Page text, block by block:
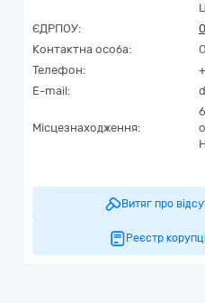
ЄДРПОУ:
Контактна особа:
Телефон:
E-mail:
Місцезнаходження:
Витяг про
Реєстр